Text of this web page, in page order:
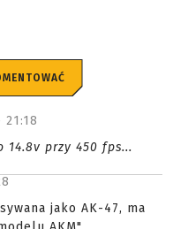
21:18
14.8v przy 450 fps...
jako AK-47, ma